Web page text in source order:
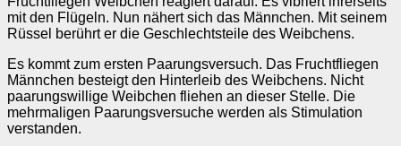
mit den Flügeln. Nun nähert sich das Männchen. Mit seinem
Rüssel berührt er die Geschlechtsteile des Weibchens.
Es kommt zum ersten Paarungsversuch. Das Fruchtfliegen
Männchen besteigt den Hinterleib des Weibchens. Nicht
paarungswillige Weibchen fliehen an dieser Stelle. Die
mehrmaligen Paarungsversuche werden als Stimulation
verstanden.